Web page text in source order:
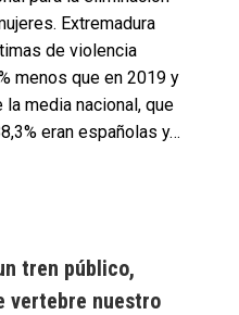
Extremadura
de violencia
menos que en 2019 y
media nacional, que
eran españolas y…
tren público,
vertebre nuestro